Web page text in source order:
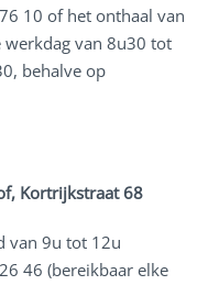
10 of het onthaal van
werkdag van 8u30 tot
behalve op
Kortrijkstraat 68
van 9u tot 12u
46 (bereikbaar elke